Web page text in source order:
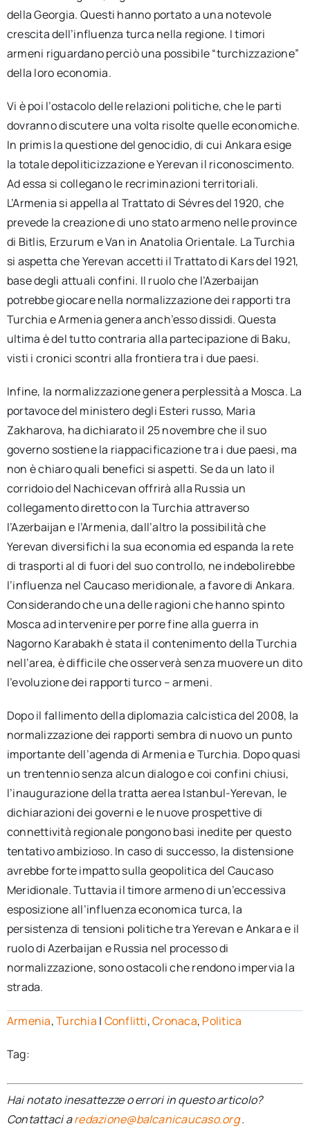
della Georgia. Questi hanno portato a una notevole
crescita dell’influenza turca nella regione. I timori
armeni riguardano perciò una possibile “turchizzazione”
della loro economia.
Vi è poi l’ostacolo delle relazioni politiche, che le parti
dovranno discutere una volta risolte quelle economiche.
In primis la questione del genocidio, di cui Ankara esige
la totale depoliticizzazione e Yerevan il riconoscimento.
Ad essa si collegano le recriminazioni territoriali.
L’Armenia si appella al Trattato di Sévres del 1920, che
prevede la creazione di uno stato armeno nelle province
di Bitlis, Erzurum e Van in Anatolia Orientale. La Turchia
si aspetta che Yerevan accetti il Trattato di Kars del 1921,
base degli attuali confini. Il ruolo che l’Azerbaijan
potrebbe giocare nella normalizzazione dei rapporti tra
Turchia e Armenia genera anch’esso dissidi. Questa
ultima è del tutto contraria alla partecipazione di Baku,
visti i cronici scontri alla frontiera tra i due paesi.
Infine, la normalizzazione genera perplessità a Mosca. La
portavoce del ministero degli Esteri russo, Maria
Zakharova, ha dichiarato il 25 novembre che il suo
governo sostiene la riappacificazione tra i due paesi, ma
non è chiaro quali benefici si aspetti. Se da un lato il
corridoio del Nachicevan offrirà alla Russia un
collegamento diretto con la Turchia attraverso
l’Azerbaijan e l’Armenia, dall’altro la possibilità che
Yerevan diversifichi la sua economia ed espanda la rete
di trasporti al di fuori del suo controllo, ne indebolirebbe
l’influenza nel Caucaso meridionale, a favore di Ankara.
Considerando che una delle ragioni che hanno spinto
Mosca ad intervenire per porre fine alla guerra in
Nagorno Karabakh è stata il contenimento della Turchia
nell’area, è difficile che osserverà senza muovere un dito
l’evoluzione dei rapporti turco – armeni.
Dopo il fallimento della diplomazia calcistica del 2008, la
normalizzazione dei rapporti sembra di nuovo un punto
importante dell’agenda di Armenia e Turchia. Dopo quasi
un trentennio senza alcun dialogo e coi confini chiusi,
l’inaugurazione della tratta aerea Istanbul-Yerevan, le
dichiarazioni dei governi e le nuove prospettive di
connettività regionale pongono basi inedite per questo
tentativo ambizioso. In caso di successo, la distensione
avrebbe forte impatto sulla geopolitica del Caucaso
Meridionale. Tuttavia il timore armeno di un’eccessiva
esposizione all’influenza economica turca, la
persistenza di tensioni politiche tra Yerevan e Ankara e il
ruolo di Azerbaijan e Russia nel processo di
normalizzazione, sono ostacoli che rendono impervia la
strada.
Armenia,Turchia | Conflitti,Cronaca, Politica
Tag:
Hai notato inesattezze o errori in questo articolo?
Contattaci aredazione@balcanicaucaso.org.